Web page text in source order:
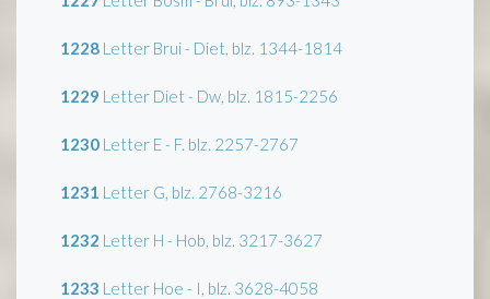
1228 Letter Brui - Diet, blz. 1344-1814
1229 Letter Diet - Dw, blz. 1815-2256
1230 Letter E - F. blz. 2257-2767
1231 Letter G, blz. 2768-3216
1232 Letter H - Hob, blz. 3217-3627
1233 Letter Hoe - I, blz. 3628-4058